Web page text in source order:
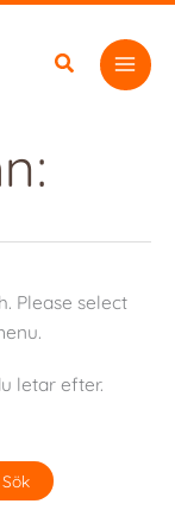
Please select
letar efter.